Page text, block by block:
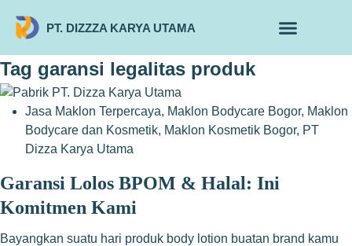
PT. DIZZZA KARYA UTAMA
Tag garansi legalitas produk
Jasa Maklon Terpercaya, Maklon Bodycare Bogor, Maklon
Bodycare dan Kosmetik, Maklon Kosmetik Bogor, PT
Dizza Karya Utama
Garansi Lolos BPOM & Halal: Ini
Komitmen Kami
Bayangkan suatu hari produk body lotion buatan brand kamu